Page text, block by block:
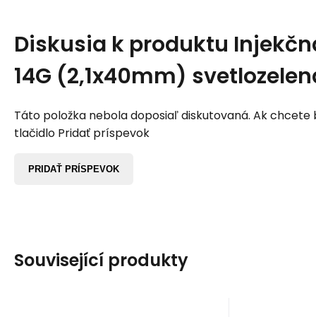
Diskusia k produktu
14G (2,1x40mm)
Táto položka nebola doposiaľ diskutovaná. Ak chcete
tlačidlo Pridať príspevok
PRIDAŤ PRÍSPEVOK
Související produkty